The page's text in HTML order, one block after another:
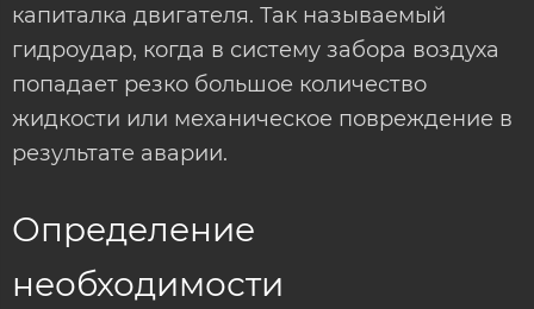
капиталка двигателя. Так называемый
гидроудар, когда в систему забора воздуха
попадает резко большое количество
жидкости или механическое повреждение в
результате аварии.
Определение
необходимости